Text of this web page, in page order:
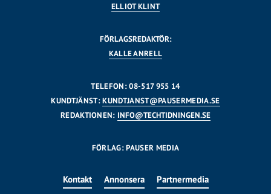
ELLIOT KLINT
FÖRLAGSREDAKTÖR:
KALLE ANRELL
TELEFON: 08-517 955 14
KUNDTJÄNST:KUNDTJANST@PAUSERMEDIA.SE
REDAKTIONEN: INFO@TECHTIDNINGEN.SE
FÖRLAG: PAUSER MEDIA
Kontakt Annonsera Partnermedia